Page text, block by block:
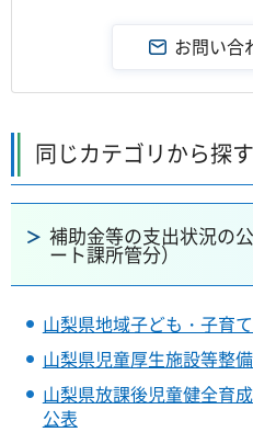
同じカテゴリから探す
補助金等の支出状況の
ート課所管分）
山梨県地域子ども・子育
山梨県児童厚生施設等整
山梨県放課後児童健全育
公表